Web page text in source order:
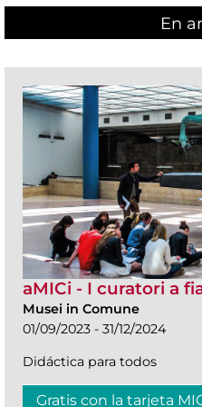
En
aMICi - I curatori a
Musei in Comune
01/09/2023 - 31/12/2024
Didáctica para todos
Gratis con la tarjeta